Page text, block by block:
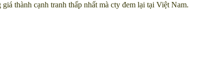
thành cạnh tranh thấp nhất mà cty đem lại tại Việt Nam.